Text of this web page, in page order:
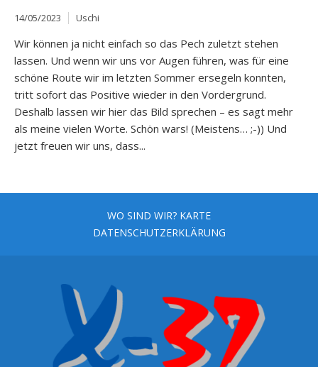
14/05/2023 Uschi
Wir können ja nicht einfach so das Pech zuletzt stehen
lassen. Und wenn wir uns vor Augen führen, was für eine
schöne Route wir im letzten Sommer ersegeln konnten,
tritt sofort das Positive wieder in den Vordergrund.
Deshalb lassen wir hier das Bild sprechen – es sagt mehr
als meine vielen Worte. Schön wars! (Meistens… ;-)) Und
jetzt freuen wir uns, dass...
WO SIND WIR? KARTE
DATENSCHUTZERKLÄRUNG